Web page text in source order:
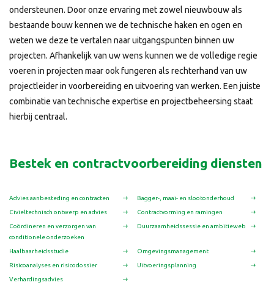
ondersteunen. Door onze ervaring met zowel nieuwbouw als
bestaande bouw kennen we de technische haken en ogen en
weten we deze te vertalen naar uitgangspunten binnen uw
projecten. Afhankelijk van uw wens kunnen we de volledige regie
voeren in projecten maar ook fungeren als rechterhand van uw
projectleider in voorbereiding en uitvoering van werken. Een juiste
combinatie van technische expertise en projectbeheersing staat
hierbij centraal.
Bestek en contractvoorbereiding diensten
Advies aanbesteding en contracten Bagger-, maai- en slootonderhoud
Civieltechnisch ontwerp en advies Contractvorming en ramingen
Coördineren en verzorgen van
conditionele onderzoeken
Duurzaamheidssessie en ambitieweb
Haalbaarheidsstudie Omgevingsmanagement
Risicoanalyses en risicodossier Uitvoeringsplanning
Verhardingsadvies